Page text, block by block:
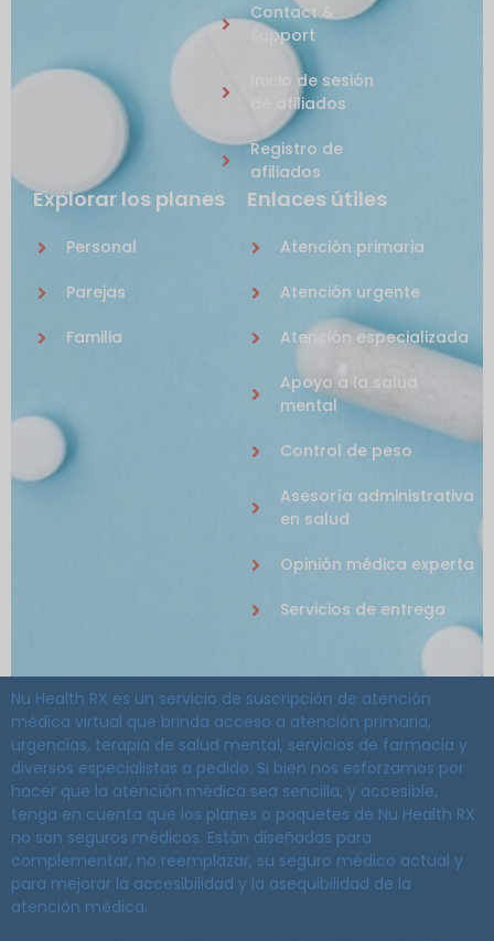
Contact &
Support
Inicio de sesión
de afiliados
Registro de
afiliados
Explorar los planes
Personal
Parejas
Familia
Enlaces útiles
Atención primaria
Atención urgente
Atención especializada
Apoyo a la salud
mental
Control de peso
Asesoría administrativa
en salud
Opinión médica experta
Servicios de entrega
Nu Health RX es un servicio de suscripción de atención
médica virtual que brinda acceso a atención primaria,
urgencias, terapia de salud mental, servicios de farmacia y
diversos especialistas a pedido. Si bien nos esforzamos por
hacer que la atención médica sea sencilla, y accesible,
tenga en cuenta que los planes o paquetes de Nu Health RX
no son seguros médicos. Están diseñadas para
complementar, no reemplazar, su seguro médico actual y
para mejorar la accesibilidad y la asequibilidad de la
atención médica.